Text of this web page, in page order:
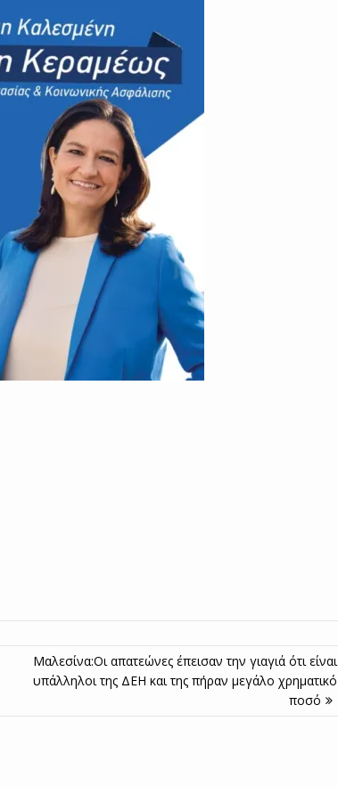
Μαλεσίνα:Οι απατεώνες έπεισαν την γιαγιά ότι είναι
υπάλληλοι της ΔΕΗ και της πήραν μεγάλο χρηματικό
ποσό